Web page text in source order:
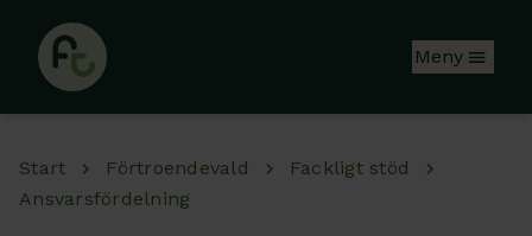
Meny
Start Förtroendevald
Fackligt stöd
Ansvarsfördelning